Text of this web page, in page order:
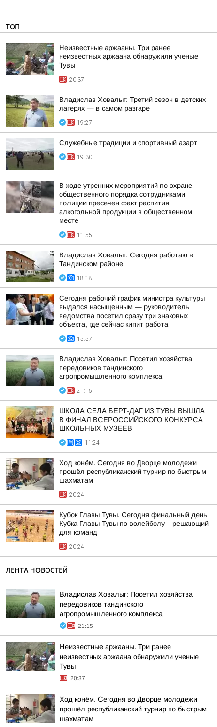
ТОП
Неизвестные аржааны. Три ранее
неизвестных аржаана обнаружили ученые
Тувы
20:37
Владислав Ховалыг: Третий сезон в детских
лагерях — в самом разгаре
19:27
Служебные традиции и спортивный азарт
19:30
В ходе утренних мероприятий по охране
общественного порядка сотрудниками
полиции пресечен факт распития
алкогольной продукции в общественном
месте
11:55
Владислав Ховалыг: Сегодня работаю в
Тандинском районе
18:18
Сегодня рабочий график министра культуры
выдался насыщенным — руководитель
ведомства посетил сразу три знаковых
объекта, где сейчас кипит работа
15:57
Владислав Ховалыг: Посетил хозяйства
передовиков тандинского
агропромышленного комплекса
21:15
ШКОЛА СЕЛА БЕРТ-ДАГ ИЗ ТУВЫ ВЫШЛА
В ФИНАЛ ВСЕРОССИЙСКОГО КОНКУРСА
ШКОЛЬНЫХ МУЗЕЕВ
11:24
Ход конём. Сегодня во Дворце молодежи
прошёл республиканский турнир по быстрым
шахматам
20:24
Кубок Главы Тувы. Сегодня финальный день
Кубка Главы Тувы по волейболу – решающий
для команд
20:24
ЛЕНТА НОВОСТЕЙ
Владислав Ховалыг: Посетил хозяйства
передовиков тандинского
агропромышленного комплекса
21:15
Неизвестные аржааны. Три ранее
неизвестных аржаана обнаружили ученые
Тувы
20:37
Ход конём. Сегодня во Дворце молодежи
прошёл республиканский турнир по быстрым
шахматам